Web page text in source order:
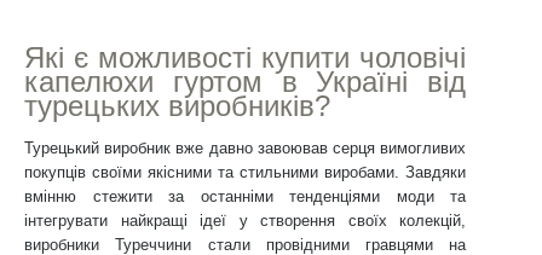
Які є можливості купити чоловічі
капелюхи гуртом в Україні від
турецьких виробників?
Турецький виробник вже давно завоював серця вимогливих
покупців своїми якісними та стильними виробами. Завдяки
вмінню стежити за останніми тенденціями моди та
інтегрувати найкращі ідеї у створення своїх колекцій,
виробники Туреччини стали провідними гравцями на